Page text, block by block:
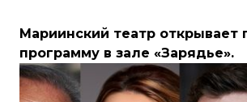
Мариинский театр открывает
программу в зале «Зарядье».